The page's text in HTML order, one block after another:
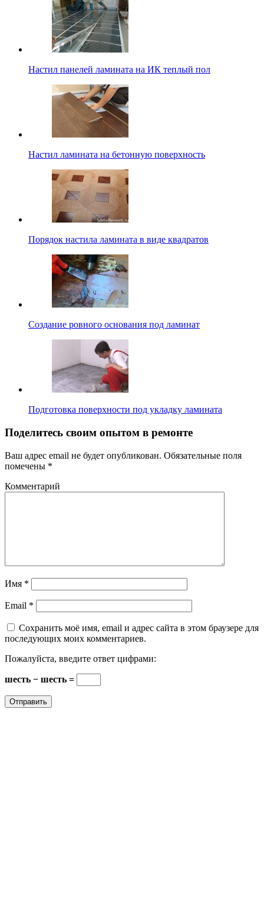
Настил панелей ламината на ИК теплый пол
Настил ламината на бетонную поверхность
Порядок настила ламината в виде квадратов
Создание ровного основания под ламинат
Подготовка поверхности под укладку ламината
Поделитесь своим опытом в ремонте
Ваш адрес email не будет опубликован. Обязательные поля
помечены *
Комментарий
Имя *
Email *
Сохранить моё имя, email и адрес сайта в этом браузере для
последующих моих комментариев.
Пожалуйста, введите ответ цифрами:
шесть − шесть =